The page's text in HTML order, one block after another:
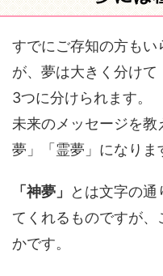
すでにご存知の方も
が、夢は大きく分け
3つに分けられます。
未来のメッセージを
夢」「霊夢」になりま
「神夢」
とは文字の
てくれるものですが
かです。